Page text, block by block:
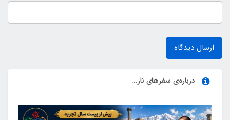
ارسال دیدگاه
درباره‌ی سفرهای ناز...